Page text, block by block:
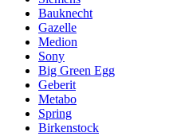
Bauknecht
Gazelle
Medion
Sony
Big Green Egg
Geberit
Metabo
Spring
Birkenstock